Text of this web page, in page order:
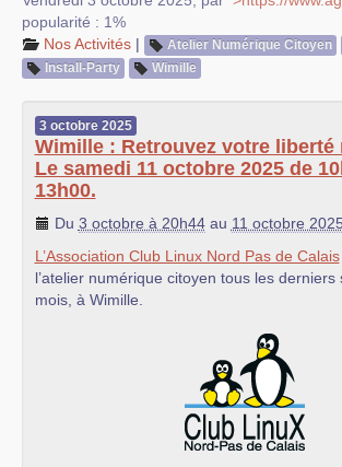
popularité : 1%
Nos Activités | Atelier Numérique Citoyen
Install-Party
Wimille
3 octobre 2025
Wimille : Retrouvez votre liberté
Le samedi 11 octobre 2025 de
13h00.
Du 3 octobre à 20h44au 11 octobre
L’Association Club Linux Nord Pas de Calais
l’atelier numérique citoyen tous les derniers
mois, à Wimille.